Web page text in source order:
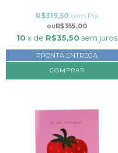
R$355,00
R$319,50 com Pix
10 x de R$35,50 sem juros
PRONTA ENTREGA
COMPRAR